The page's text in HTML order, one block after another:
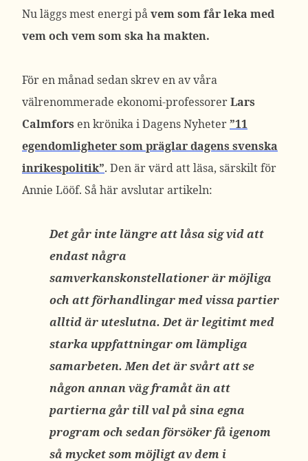
Nu läggs mest energi påvem som får leka med
vem och vem som ska ha makten.
För en månad sedan skrev en av våra
välrenommerade ekonomi-professorerLars
Calmfors en krönika i Dagens Nyheter”11
egendomligheter som präglar dagens svenska
inrikespolitik”. Den är värd att läsa, särskilt för
Annie Lööf. Så här avslutar artikeln:
Det går inte längre att låsa sig vid att
endast några
samverkanskonstellationer är möjliga
och att förhandlingar med vissa partier
alltid är uteslutna. Det är legitimt med
starka uppfattningar om lämpliga
samarbeten. Men det är svårt att se
någon annan väg framåt än att
partierna går till val på sina egna
program och sedan försöker få igenom
så mycket som möjligt av dem i